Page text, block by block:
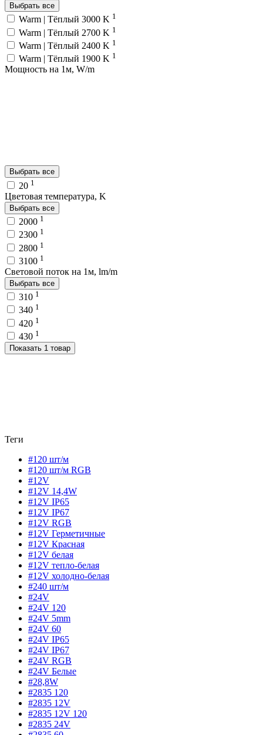
Выбрать все
Warm | Тёплый 3000 K 1
Warm | Тёплый 2700 K 1
Warm | Тёплый 2400 K 1
Warm | Тёплый 1900 K 1
Мощность на 1м, W/m
Выбрать все
20 1
Цветовая температура, K
Выбрать все
2000 1
2300 1
2800 1
3100 1
Световой поток на 1м, lm/m
Выбрать все
310 1
340 1
420 1
430 1
Показать 1 товар
Теги
#120 шт/м
#120 шт/м RGB
#12V
#12V 14,4W
#12V IP65
#12V IP67
#12V RGB
#12V Герметичные
#12V Красная
#12V белая
#12V тепло-белая
#12V холодно-белая
#240 шт/м
#24V
#24V 120
#24V 5mm
#24V 60
#24V IP65
#24V IP67
#24V RGB
#24V Белые
#28,8W
#2835 120
#2835 12V
#2835 12V 120
#2835 24V